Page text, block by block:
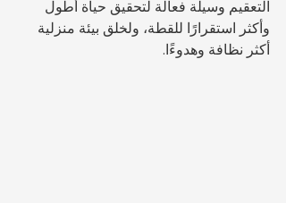
التعقيم وسيلة فعالة لتحقيق حياة أطول
وأكثر استقرارًا للقطة، ولخلق بيئة منزلية
أكثر نظافة وهدوءًا.